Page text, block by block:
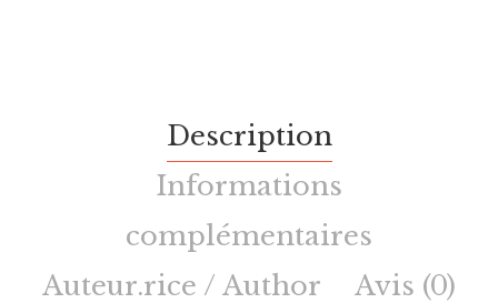
Description
Informations
complémentaires
Auteur.rice / Author
Avis (0)